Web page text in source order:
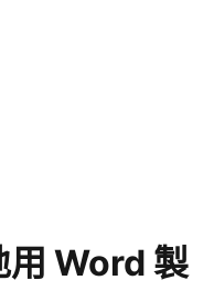
用 Word 製